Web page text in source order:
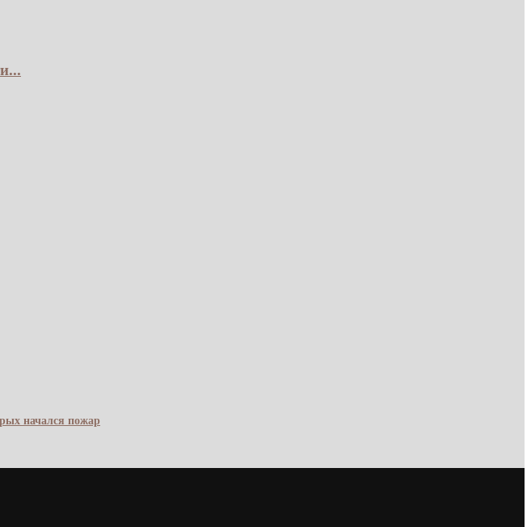
начался пожар